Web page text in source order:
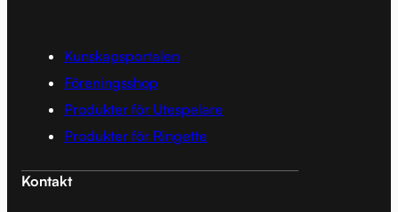
Kunskapsportalen
Föreningsshop
Produkter för Utespelare
Produkter för Ringette
Kontakt